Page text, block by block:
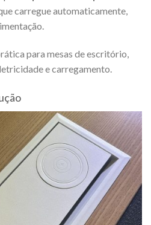
carregue automaticamente,
para mesas de escritório,
e carregamento.